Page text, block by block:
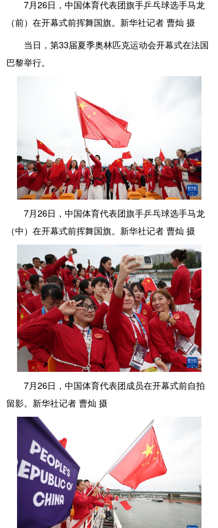
7月26日，中国体育代表团旗手乒乓球选手马龙
（前）在开幕式前挥舞国旗。新华社记者 曹灿 摄
当日，第33届夏季奥林匹克运动会开幕式在法国
巴黎举行。
7月26日，中国体育代表团旗手乒乓球选手马龙
（中）在开幕式前挥舞国旗。新华社记者 曹灿 摄
7月26日，中国体育代表团成员在开幕式前自拍
留影。新华社记者 曹灿 摄